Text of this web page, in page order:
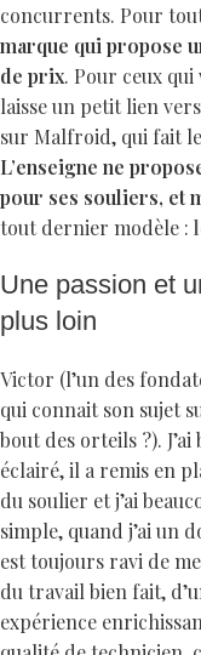
concurrents. Pour
marque qui propose
de prix. Pour ceux
laisse un petit lien
sur Malfroid, qui fait
L’enseigne ne
pour ses souliers, et
tout dernier modèle :
Une passion et
plus loin
Victor (l’un des
qui connait son sujet
bout des orteils ?).
éclairé, il a remis en
du soulier et j’ai
simple, quand j’ai un
est toujours ravi de
du travail bien fait,
expérience